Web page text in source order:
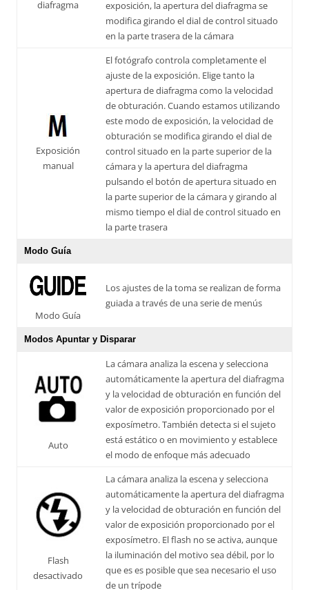
diafragma
exposición, la apertura del diafragma se
modifica girando el dial de control situado
en la parte trasera de la cámara
Exposición
manual
El fotógrafo controla completamente el
ajuste de la exposición. Elige tanto la
apertura de diafragma como la velocidad
de obturación. Cuando estamos utilizando
este modo de exposición, la velocidad de
obturación se modifica girando el dial de
control situado en la parte superior de la
cámara y la apertura del diafragma
pulsando el botón de apertura situado en
la parte superior de la cámara y girando al
mismo tiempo el dial de control situado en
la parte trasera
Modo Guía
Modo Guía
Los ajustes de la toma se realizan de forma
guiada a través de una serie de menús
Modos Apuntar y Disparar
Auto
La cámara analiza la escena y selecciona
automáticamente la apertura del diafragma
y la velocidad de obturación en función del
valor de exposición proporcionado por el
exposímetro. También detecta si el sujeto
está estático o en movimiento y establece
el modo de enfoque más adecuado
Flash
desactivado
La cámara analiza la escena y selecciona
automáticamente la apertura del diafragma
y la velocidad de obturación en función del
valor de exposición proporcionado por el
exposímetro. El flash no se activa, aunque
la iluminación del motivo sea débil, por lo
que es es posible que sea necesario el uso
de un trípode